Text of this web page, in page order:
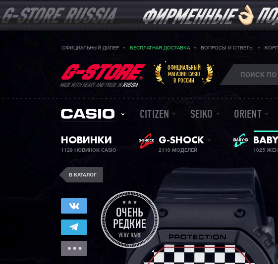
ОФИЦИАЛЬНЫЙ ДИЛЕР БЕСПЛАТНАЯ ДОСТАВКА ВОПРОСЫ И ОТВЕТЫ
MADE WITH HEART AND PRIDE INRUSSIA
ОФИЦИАЛЬНЫЙ
МАГАЗИН CASIO
В РОССИИ
CITIZEN SEIKO ORIENT
НОВИНКИ
1129 НОВИНОК CASIO
G-SHOCK
2110 МОДЕЛЕЙ 1025
В КАТАЛОГ